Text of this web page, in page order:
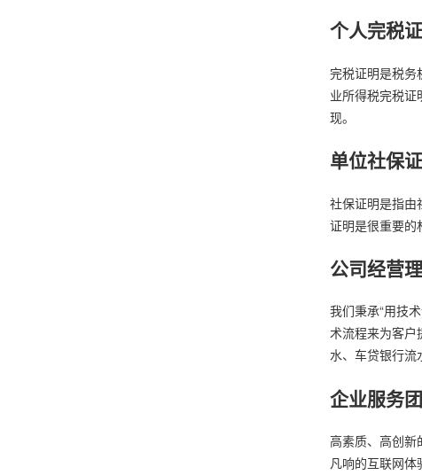
个人完税
完税证明是税务
业所得税完税
现。
单位社保
社保证明是指由
证明是很重要的
公司经营
我们秉承“用技
术流程来为客户
水、车贷银行流
企业服务
高素质、高创新
凡响的互联网